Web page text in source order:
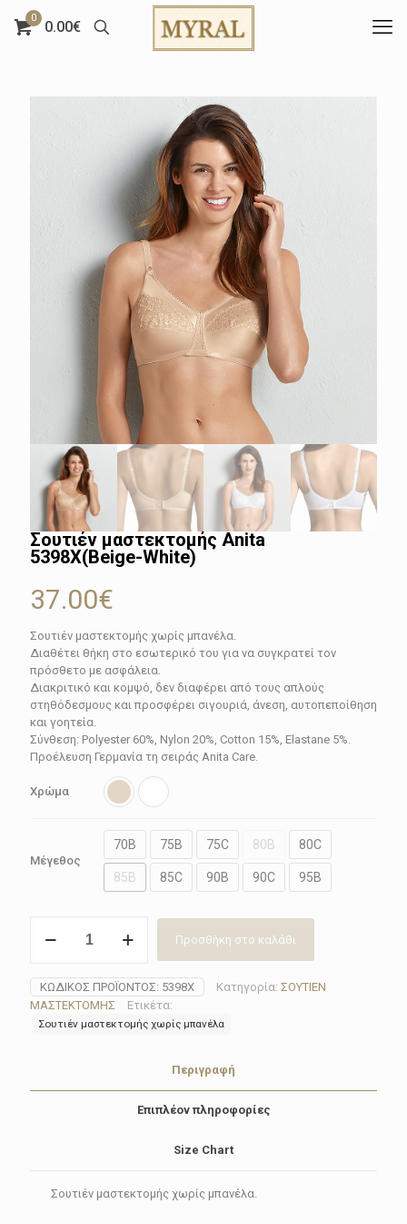
0
0.00€
Σουτιέν μαστεκτομής Anita
5398X(Beige-White)
37.00€
Σουτιέν μαστεκτομής χωρίς μπανέλα.
Διαθέτει θήκη στο εσωτερικό του για να συγκρατεί τον
πρόσθετο με ασφάλεια.
Διακριτικό και κομψό, δεν διαφέρει από τους απλούς
στηθόδεσμους και προσφέρει σιγουριά, άνεση, αυτοπεποίθηση
και γοητεία.
Σύνθεση: Polyester 60%, Nylon 20%, Cotton 15%, Elastane 5%.
Προέλευση Γερμανία τη σειράς Anita Care.
Χρώμα
Μέγεθος
70B 75B 75C 80B 80C
85B 85C 90B 90C 95B
μαστεκτομής
5398X(Beige-
White)
ποσότητα
Προσθήκη στο καλάθι
ΚΩΔΙΚΌΣ ΠΡΟΪΌΝΤΟΣ: 5398X Κατηγορία: ΣΟΥΤΙΕΝ
ΜΑΣΤΕΚΤΟΜΗΣ
Ετικέτα:
Σουτιέν μαστεκτομής χωρίς μπανέλα
Περιγραφή
Επιπλέον πληροφορίες
Size Chart
Σουτιέν μαστεκτομής χωρίς μπανέλα.